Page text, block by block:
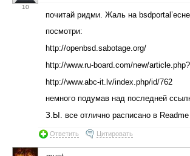
10
почитай ридми. Жаль на
посмотри:
http://openbsd.sabotage.org/
http://www.ru-board.com/new/
http://www.abc-it.lv/index.php/id/762
немного подумав над последней
З.Ы. все отлично расписано в Readme
Ответить Цитировать